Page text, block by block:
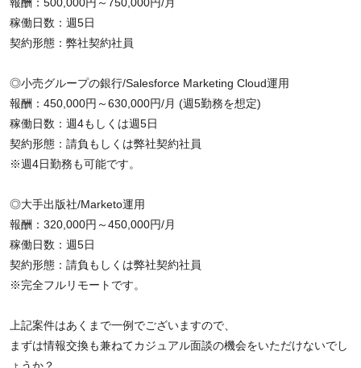
稼働日数：週5日
契約形態：弊社契約社員
◎小売グループの銀行/Salesforce Marketing Cloud運用
報酬：450,000円～630,000円/月 (週5勤務を想定)
稼働日数：週4もしくは週5日
契約形態：請負もしくは弊社契約社員
※週4日勤務も可能です。
◎大手出版社/Marketo運用
報酬：320,000円～450,000円/月
稼働日数：週5日
契約形態：請負もしくは弊社契約社員
※完全フルリモートです。
上記案件はあくまで一例でございますので、
まずは情報交換も兼ねてカジュアル面談の機会をいただけないでし
ょうか？